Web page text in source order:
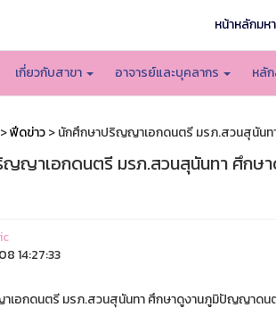
หน้าหลักมห
เกี่ยวกับสาขา อาจารย์และบุคลากร หลั
ฟีดข่าว> นักศึกษาปริญญาเอกดนตรี มรภ.สวนสุนันท
ญาเอกดนตรี มรภ.สวนสุนันทา ศึกษ
14:27:33
อกดนตรี มรภ.สวนสุนันทา ศึกษาดูงานภูมิปัญญาดนต